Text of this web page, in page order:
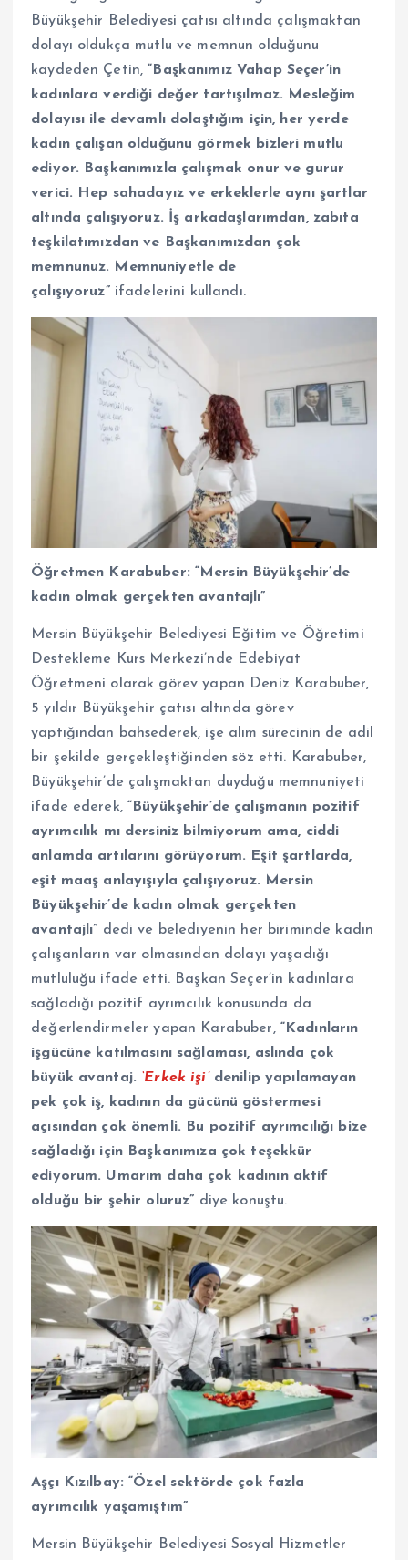
Büyükşehir Belediyesi çatısı altında çalışmaktan
dolayı oldukça mutlu ve memnun olduğunu
kaydeden Çetin,“Başkanımız Vahap Seçer’in
kadınlara verdiği değer tartışılmaz. Mesleğim
dolayısı ile devamlı dolaştığım için, her yerde
kadın çalışan olduğunu görmek bizleri mutlu
ediyor. Başkanımızla çalışmak onur ve gurur
verici. Hep sahadayız ve erkeklerle aynı şartlar
altında çalışıyoruz. İş arkadaşlarımdan, zabıta
teşkilatımızdan ve Başkanımızdan çok
memnunuz. Memnuniyetle de
çalışıyoruz”ifadelerini kullandı.
Öğretmen Karabuber: “Mersin Büyükşehir’de
kadın olmak gerçekten avantajlı”
Mersin Büyükşehir Belediyesi Eğitim ve Öğretimi
Destekleme Kurs Merkezi’nde Edebiyat
Öğretmeni olarak görev yapan Deniz Karabuber,
5 yıldır Büyükşehir çatısı altında görev
yaptığından bahsederek, işe alım sürecinin de adil
bir şekilde gerçekleştiğinden söz etti. Karabuber,
Büyükşehir’de çalışmaktan duyduğu memnuniyeti
ifade ederek,“Büyükşehir’de çalışmanın pozitif
ayrımcılık mı dersiniz bilmiyorum ama, ciddi
anlamda artılarını görüyorum. Eşit şartlarda,
eşit maaş anlayışıyla çalışıyoruz. Mersin
Büyükşehir’de kadın olmak gerçekten
avantajlı” dedi ve belediyenin her biriminde kadın
çalışanların var olmasından dolayı yaşadığı
mutluluğu ifade etti. Başkan Seçer’in kadınlara
sağladığı pozitif ayrımcılık konusunda da
değerlendirmeler yapan Karabuber, “Kadınların
işgücüne katılmasını sağlaması, aslında çok
büyük avantaj. ‘Erkek işi’denilip yapılamayan
pek çok iş, kadının da gücünü göstermesi
açısından çok önemli. Bu pozitif ayrımcılığı bize
sağladığı için Başkanımıza çok teşekkür
ediyorum. Umarım daha çok kadının aktif
olduğu bir şehir oluruz” diye konuştu.
Aşçı Kızılbay: “Özel sektörde çok fazla
ayrımcılık yaşamıştım”
Mersin Büyükşehir Belediyesi Sosyal Hizmetler